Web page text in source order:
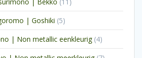
producten
| Goshiki 55
producten
| Non metallic eenkleurig 44
producten